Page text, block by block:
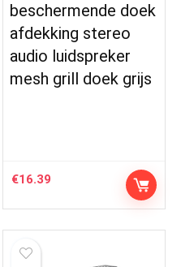
beschermende doek
afdekking stereo
audio luidspreker
mesh grill doek grijs
€16.39